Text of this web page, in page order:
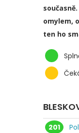
omylem,
ten ho
201